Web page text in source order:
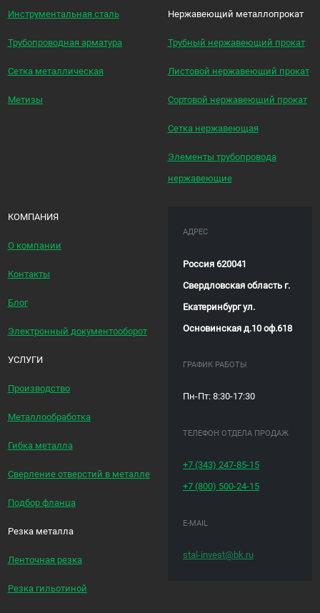
Инструментальная сталь
Трубопроводная арматура
Сетка металлическая
Метизы
Нержавеющий металлопрокат
Трубный нержавеющий прокат
Листовой нержавеющий прокат
Сортовой нержавеющий прокат
Сетка нержавеющая
Элементы трубопровода
нержавеющие
КОМПАНИЯ
О компании
Контакты
Блог
Электронный документооборот
УСЛУГИ
Производство
Металлообработка
Гибка металла
Сверление отверстий в металле
Подбор фланца
Резка металла
Ленточная резка
Резка гильотиной
АДРЕС
Россия 620041
Свердловская область г.
Екатеринбург ул.
Основинская д.10 оф.618
ГРАФИК РАБОТЫ
Пн-Пт: 8:30-17:30
ТЕЛЕФОН ОТДЕЛА ПРОДАЖ
+7 (343) 247-85-15
+7 (800) 500-24-15
E-MAIL
stal-invest@bk.ru